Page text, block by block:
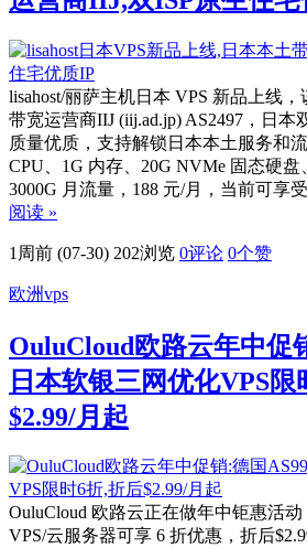
lisahost/丽萨主机日本 VPS 新品上线
带宽运营商IIJ (iij.ad.jp) AS2497，日本
质量优质，支持解锁日本本土服务和
CPU、1G 内存、20G NVMe 固态硬盘
3000G 月流量，188 元/月，当前可
阅读 »
1周前 (07-30) 202浏览 0评论 0个赞
欧洲vps
OuluCloud欧路云年中促
日本软银三网优化VPS限
$2.99/月起
OuluCloud 欧路云正在做年中钜惠活
VPS/云服务器可享 6 折优惠，折后